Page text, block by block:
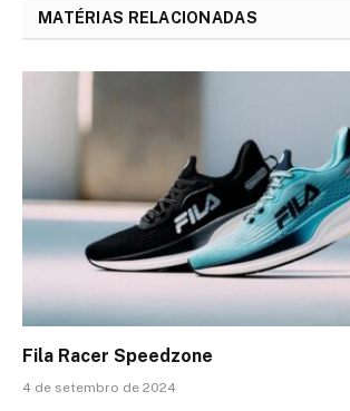
MATÉRIAS RELACIONADAS
Fila Racer Speedzone
4 de setembro de 2024